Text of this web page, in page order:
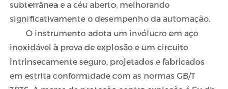
subterrânea e a céu aberto, melhorando
significativamente o desempenho da automação.
O instrumento adota um invólucro em aço
inoxidável à prova de explosão e um circuito
intrinsecamente seguro, projetados e fabricados
em estrita conformidade com as normas GB/T